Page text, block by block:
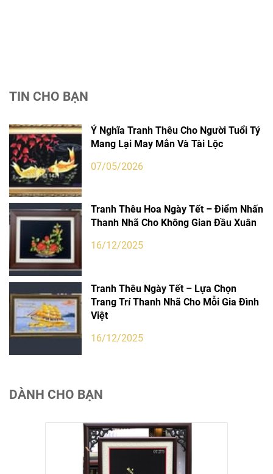
TIN CHO BẠN
Ý Nghĩa Tranh Thêu Cho Người Tuổi Tý
Mang Lại May Mắn Và Tài Lộc
07/05/2026
Tranh Thêu Hoa Ngày Tết – Điểm Nhấn
Thanh Nhã Cho Không Gian Đầu Xuân
16/12/2025
Tranh Thêu Ngày Tết – Lựa Chọn
Trang Trí Thanh Nhã Cho Mỗi Gia Đình
Việt
16/12/2025
DÀNH CHO BẠN